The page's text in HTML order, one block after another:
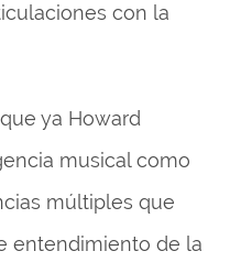
con la
ya Howard
musical como
múltiples que
entendimiento de la